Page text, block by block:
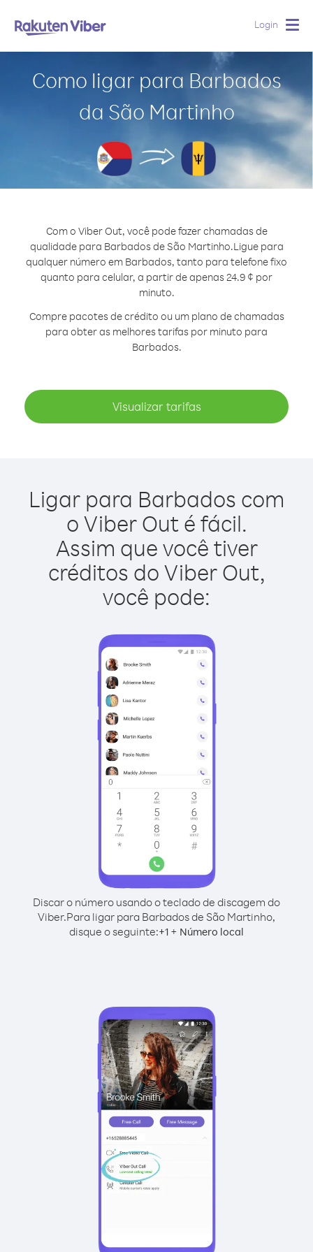
Login
Como ligar para Barbados
da São Martinho
Com o Viber Out, você pode fazer chamadas de
qualidade para Barbados de São Martinho.Ligue para
qualquer número em Barbados, tanto para telefone fixo
quanto para celular, a partir de apenas 24.9 ¢ por
minuto.
Compre pacotes de crédito ou um plano de chamadas
para obter as melhores tarifas por minuto para
Barbados.
Visualizar tarifas
Ligar para Barbados com
o Viber Out é fácil.
Assim que você tiver
créditos do Viber Out,
você pode:
Discar o número usando o teclado de discagem do
Viber.Para ligar para Barbados de São Martinho,
disque o seguinte:+1 + Número local